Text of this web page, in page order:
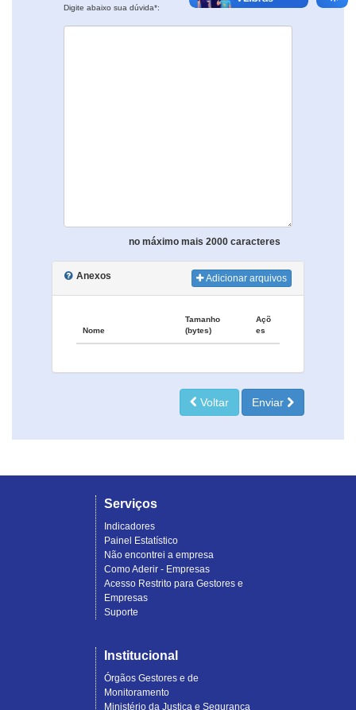
Digite abaixo sua dúvida*:
no máximo mais 2000 caracteres
Anexos Adicionar arquivos
Nome
Tamanho
(bytes)
Açõ
es
Voltar Enviar
Serviços
Indicadores
Painel Estatístico
Não encontrei a empresa
Como Aderir - Empresas
Acesso Restrito para Gestores e
Empresas
Suporte
Institucional
Órgãos Gestores e de
Monitoramento
Ministério da Justiça e Segurança